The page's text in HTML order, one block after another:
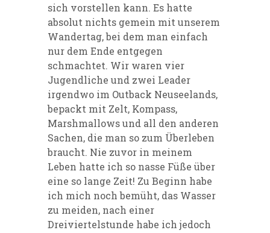
sich vorstellen kann. Es hatte
absolut nichts gemein mit unserem
Wandertag, bei dem man einfach
nur dem Ende entgegen
schmachtet. Wir waren vier
Jugendliche und zwei Leader
irgendwo im Outback Neuseelands,
bepackt mit Zelt, Kompass,
Marshmallows und all den anderen
Sachen, die man so zum Überleben
braucht. Nie zuvor in meinem
Leben hatte ich so nasse Füße über
eine so lange Zeit! Zu Beginn habe
ich mich noch bemüht, das Wasser
zu meiden, nach einer
Dreiviertelstunde habe ich jedoch